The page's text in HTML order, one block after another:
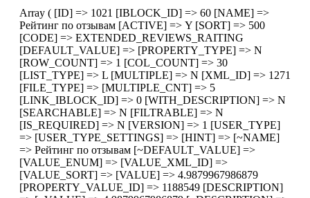
Array ( [ID] => 1021 [IBLOCK_ID] => 60 [NAME] =>
Рейтинг по отзывам [ACTIVE] => Y [SORT] => 500
[CODE] => EXTENDED_REVIEWS_RAITING
[DEFAULT_VALUE] => [PROPERTY_TYPE] => N
[ROW_COUNT] => 1 [COL_COUNT] => 30
[LIST_TYPE] => L [MULTIPLE] => N [XML_ID] => 1271
[FILE_TYPE] => [MULTIPLE_CNT] => 5
[LINK_IBLOCK_ID] => 0 [WITH_DESCRIPTION] => N
[SEARCHABLE] => N [FILTRABLE] => N
[IS_REQUIRED] => N [VERSION] => 1 [USER_TYPE]
=> [USER_TYPE_SETTINGS] => [HINT] => [~NAME]
=> Рейтинг по отзывам [~DEFAULT_VALUE] =>
[VALUE_ENUM] => [VALUE_XML_ID] =>
[VALUE_SORT] => [VALUE] => 4.9879967986879
[PROPERTY_VALUE_ID] => 1188549 [DESCRIPTION]